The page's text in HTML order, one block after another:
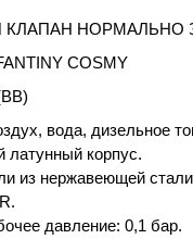
НОРМАЛЬНО
COSMY
вода, дизельное
корпус.
из нержавеющей
давление: 0,1 бар.